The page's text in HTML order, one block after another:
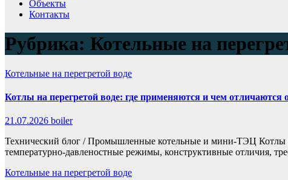
Объекты
Контакты
Рубрика: Котельные на
Котельные на перегретой воде
Котлы на перегретой воде: где применяются и чем
21.07.2026 boiler
Технический блог / Промышленные котельные и мини-ТЭЦ Котлы
температурно-давленостные режимы, конструктивные отличия,
Котельные на перегретой воде